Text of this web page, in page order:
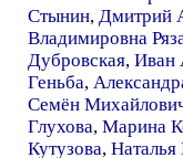
Стынин, Дмитрий
Владимировна
Дубровская, Иван
Геньба,
Семён
Глухова, Марина
Кутузова,